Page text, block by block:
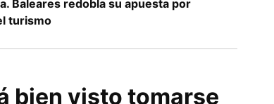
Baleares redobla su apuesta por
turismo
bien visto tomarse